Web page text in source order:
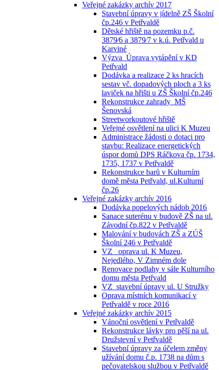
Veřejné zakázky archív 2017
Stavební úpravy v jídelně ZŠ Školní
čp.246 v Petřvaldě
Dětské hřiště na pozemku p.č.
3879⁄6 a 3879⁄7 v k.ú. Petřvald u
Karviné
Výzva_Úprava vytápění v KD
Petřvald
Dodávka a realizace 2 ks hracích
sestav vč. dopadových ploch a 3 ks
laviček na hřišti u ZŠ Školní čp.246
Rekonstrukce zahrady_MŠ
Šenovská
Streetworkoutové hřiště
Veřejné osvětlení na ulici K Muzeu
Administrace žádosti o dotaci pro
stavbu: Realizace energetických
úspor domů DPS Ráčkova čp. 1734,
1735, 1737 v Petřvaldě
Rekonstrukce barů v Kulturním
domě města Petřvald, ul.Kulturní
čp.26
Veřejné zakázky archív 2016
Dodávka popelových nádob 2016
Sanace suterénu v budově ZŠ na ul.
Závodní čp.822 v Petřvaldě
Malování v budovách ZŠ a ZÚŠ
Školní 246 v Petřvaldě
VZ_ oprava ul. K Muzeu,
Nejedlého, V Zimném dole
Renovace podlahy v sále Kulturního
domu města Petřvald
VZ_stavební úpravy ul. U Stružky
Oprava místních komunikací v
Petřvaldě v roce 2016
Veřejné zakázky archív 2015
Vánoční osvětlení v Petřvaldě
Rekonstrukce lávky pro pěší na ul.
Družstevní v Petřvaldě
Stavební úpravy za účelem změny
užívání domu č.p. 1738 na dům s
pečovatelskou službou v Petřvaldě